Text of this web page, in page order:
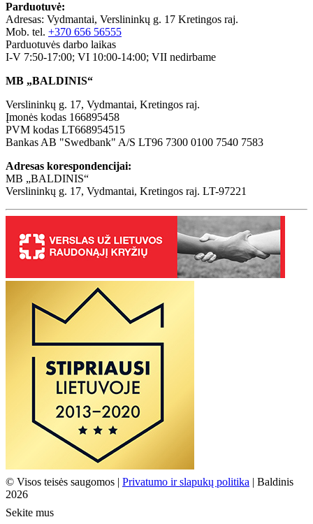
Parduotuvė:
Adresas: Vydmantai, Verslininkų g. 17 Kretingos raj.
Mob. tel. +370 656 56555
Parduotuvės darbo laikas
I-V 7:50-17:00; VI 10:00-14:00; VII nedirbame
MB „BALDINIS“
Verslininkų g. 17, Vydmantai, Kretingos raj.
Įmonės kodas 166895458
PVM kodas LT668954515
Bankas AB "Swedbank" A/S LT96 7300 0100 7540 7583
Adresas korespondencijai:
MB „BALDINIS“
Verslininkų g. 17, Vydmantai, Kretingos raj. LT-97221
© Visos teisės saugomos | Privatumo ir slapukų politika | Baldinis
2026
Sekite mus